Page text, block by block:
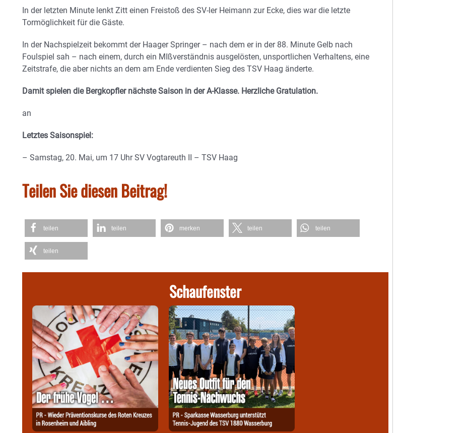
In der letzten Minute lenkt Zitt einen Freistoß des SV-ler Heimann zur Ecke, dies war die letzte
Tormöglichkeit für die Gäste.
In der Nachspielzeit bekommt der Haager Springer – nach dem er in der 88. Minute Gelb nach
Foulspiel sah – nach einem, durch ein MIßverständnis ausgelösten, unsportlichen Verhaltens, eine
Zeitstrafe, die aber nichts an dem am Ende verdienten Sieg des TSV Haag änderte.
Damit spielen die Bergkopfler nächste Saison in der A-Klasse. Herzliche Gratulation.
an
Letztes Saisonspiel:
– Samstag, 20. Mai, um 17 Uhr SV Vogtareuth II – TSV Haag
Teilen Sie diesen Beitrag!
teilen teilen merken teilen teilen
teilen
Schaufenster